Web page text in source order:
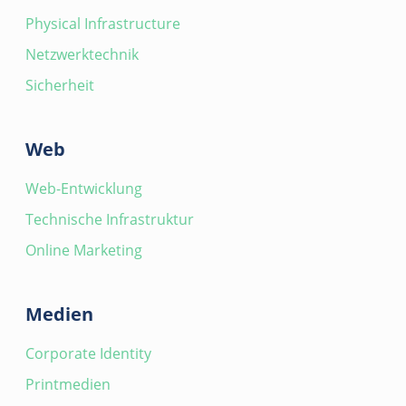
Physical Infrastructure
Netzwerktechnik
Sicherheit
Web
Web-Entwicklung
Technische Infrastruktur
Online Marketing
Medien
Corporate Identity
Printmedien